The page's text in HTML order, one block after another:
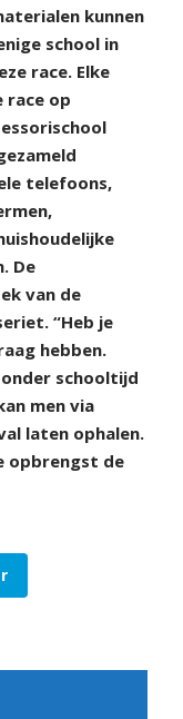
kunnen
school in
race. Elke
race op
telefoons,
De
van de
“Heb je
hebben.
schooltijd
men via
laten ophalen.
opbrengst de